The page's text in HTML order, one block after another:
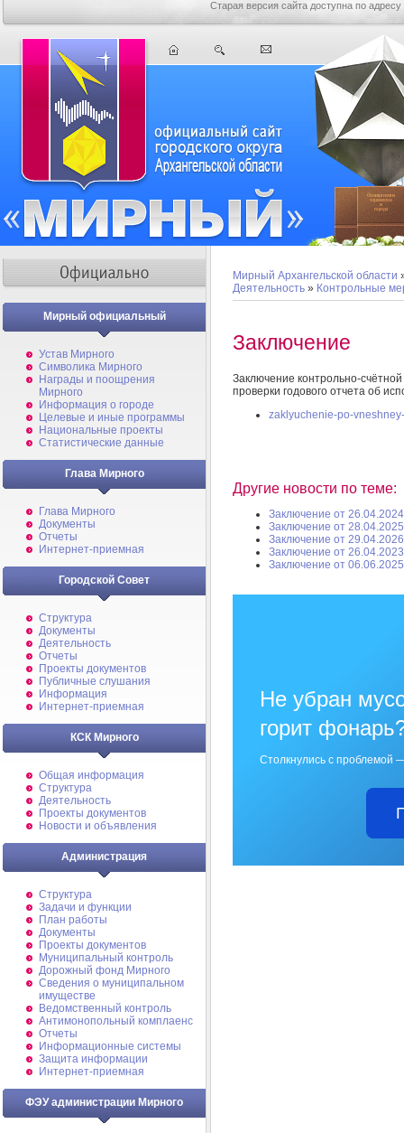
Старая версия сайта доступна по адресу
Мирный официальный
Устав Мирного
Символика Мирного
Награды и поощрения
Мирного
Информация о городе
Целевые и иные программы
Национальные проекты
Статистические данные
Глава Мирного
Глава Мирного
Документы
Отчеты
Интернет-приемная
Городской Совет
Структура
Документы
Деятельность
Отчеты
Проекты документов
Публичные слушания
Информация
Интернет-приемная
КСК Мирного
Общая информация
Структура
Деятельность
Проекты документов
Новости и объявления
Администрация
Структура
Задачи и функции
План работы
Документы
Проекты документов
Муниципальный контроль
Дорожный фонд Мирного
Cведения о муниципальном
имуществе
Ведомственный контроль
Антимонопольный комплаенс
Отчеты
Информационные системы
Защита информации
Интернет-приемная
ФЭУ администрации Мирного
Мирный Архангельской области
Деятельность » Контрольные
Заключение
Заключение контрольно-
проверки годового отчета об
zaklyuchenie-po-
Другие новости по теме:
Заключение от 26.04.2024
Заключение от 28.04.2025
Заключение от 29.04.2026
Заключение от 26.04.2023
Заключение от 06.06.2025
Не убран
горит
Столкнулись с проблемой